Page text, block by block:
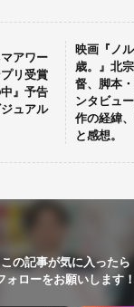
マアワー
リ受賞
』予告
ュアル
映画『ノ
歳。』北
督、脚本
ンタビュ
作の経緯
と感想。
この記事が気に入ったら
ォローをお願いします！